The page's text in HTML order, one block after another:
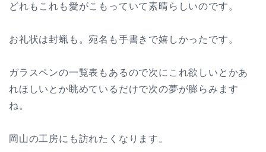
どれもこれも愛がこもっていて素晴らしいのです。
お礼状は封蝋も。宛名も手書きで嬉しかったです。
ガラスペンの一覧表もあるので次にこれ欲しいとかあ
れほしいとか眺めているだけで次の夢が膨らみます
ね。
岡山の工房にも訪れたくなります。